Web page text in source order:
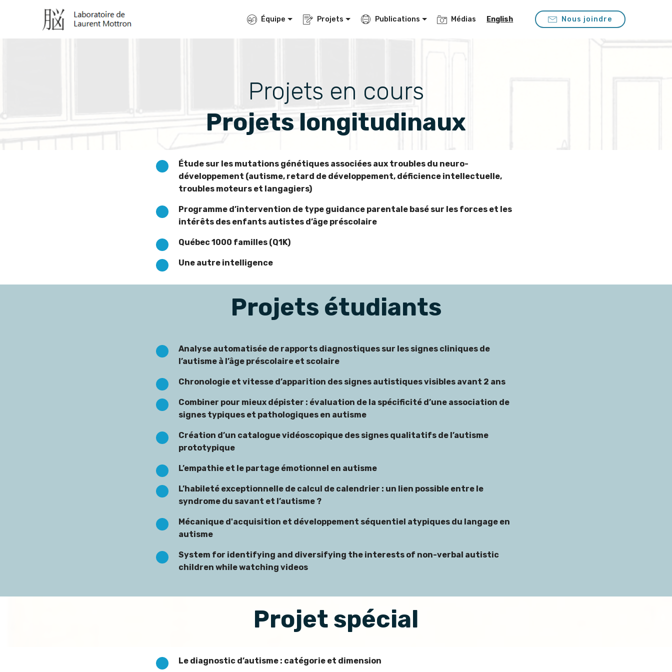
Équipe Projets Publications Médias English Nous joindre
Projets en cours
Projets longitudinaux
Étude sur les mutations génétiques associées aux troubles du neuro-
développement (autisme, retard de développement, déficience intellectuelle,
troubles moteurs et langagiers)
Programme d’intervention de type guidance parentale basé sur les forces et les
intérêts des enfants autistes d’âge préscolaire
Québec 1000 familles (Q1K)
Une autre intelligence
Projets étudiants
Analyse automatisée de rapports diagnostiques sur les signes cliniques de
l’autisme à l’âge préscolaire et scolaire
Chronologie et vitesse d’apparition des signes autistiques visibles avant 2 ans
Combiner pour mieux dépister : évaluation de la spécificité d’une association de
signes typiques et pathologiques en autisme
Création d’un catalogue vidéoscopique des signes qualitatifs de l’autisme
prototypique
L’empathie et le partage émotionnel en autisme
L’habileté exceptionnelle de calcul de calendrier : un lien possible entre le
syndrome du savant et l’autisme ?
Mécanique d'acquisition et développement séquentiel atypiques du langage en
autisme
System for identifying and diversifying the interests of non-verbal autistic
children while watching videos
Projet spécial
Le diagnostic d’autisme : catégorie et dimension